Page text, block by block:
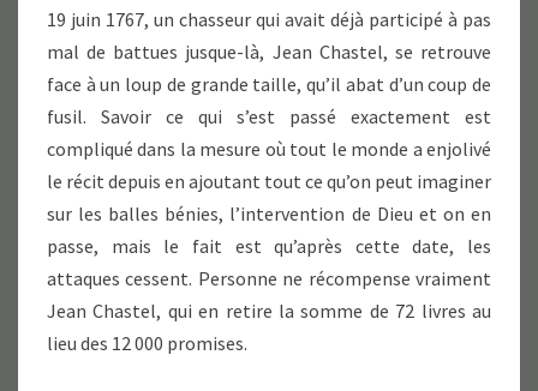
19 juin 1767, un chasseur qui avait déjà participé à pas
mal de battues jusque-là, Jean Chastel, se retrouve
face à un loup de grande taille, qu’il abat d’un coup de
fusil. Savoir ce qui s’est passé exactement est
compliqué dans la mesure où tout le monde a enjolivé
le récit depuis en ajoutant tout ce qu’on peut imaginer
sur les balles bénies, l’intervention de Dieu et on en
passe, mais le fait est qu’après cette date, les
attaques cessent. Personne ne récompense vraiment
Jean Chastel, qui en retire la somme de 72 livres au
lieu des 12 000 promises.